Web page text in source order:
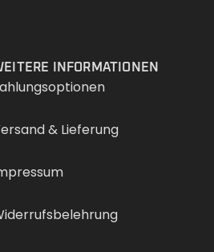
INFORMATIONEN
& Lieferung